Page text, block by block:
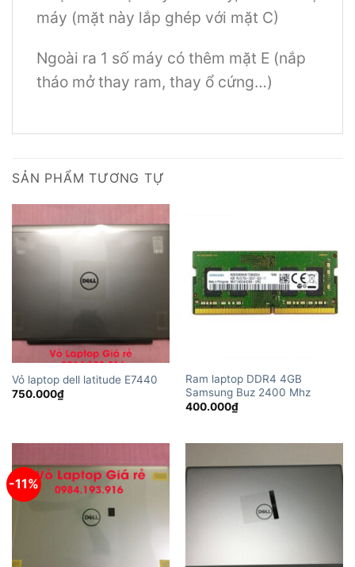
máy (mặt này lắp ghép với mặt C)
Ngoài ra 1 số máy có thêm mặt E (nắp
tháo mở thay ram, thay ổ cứng…)
SẢN PHẨM TƯƠNG TỰ
Vỏ laptop dell latitude E7440
750.000₫
Ram laptop DDR4 4GB
Samsung Buz 2400 Mhz
400.000₫
-11%